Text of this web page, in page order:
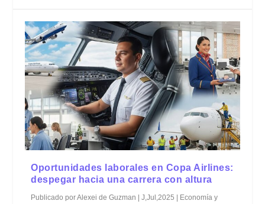
Oportunidades laborales en Copa Airlines:
despegar hacia una carrera con altura
Publicado porAlexei de Guzman |J,Jul,2025 Economía y